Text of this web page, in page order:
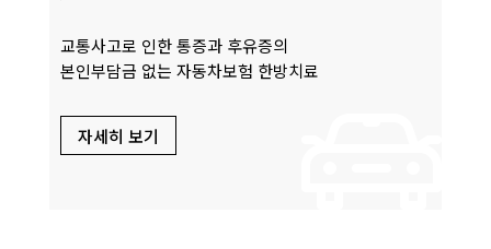
교통사고로 인한 통증과 후유증의
본인부담금 없는 자동차보험 한방치료
자세히 보기